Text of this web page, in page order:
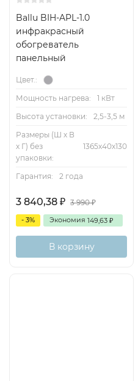
Ballu BIH-APL-1.0
инфракрасный
обогреватель
панельный
Цвет.:
Мощность нагрева:
1 кВт
Высота установки:
2,5-3,5 м
Размеры (Ш х В
х Г) без
упаковки:
1365х40х130
Гарантия: 2 года
3 840,38 ₽ 3 990₽
- 3% Экономия 149,63 ₽
В корзину